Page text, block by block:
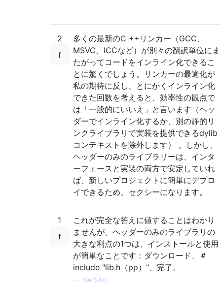
2
多くの最新のC ++リンカー（GCC、
MSVC、ICCなど）が別々の翻訳単位にま
たがってコードをインライン化できるこ
とに驚くでしょう。リンカーの最適化が
私の期待に反し、とにかくインライン化
できた回数を考えると、効率性の観点で
は「一般的にいいえ」と言います（ヘッ
ダーでインライン化するか、別の静的リ
ンクライブラリで実装を提供できるdylib
コンテキストを除外します） 。しかし、
ヘッダーのみのライブラリーは、インタ
ーフェースと実装の両方で安定していれ
ば、新しいプロジェクトに簡単にデプロ
イできるため、セクシーになります。
1
これが完全な答えに値することはわかり
ませんが、ヘッダーのみのライブラリの
大きな利点の1つは、インストールと使用
が簡単なことです：ダウンロード、＃
include "lib.h（pp）"、完了。
-WeRelic